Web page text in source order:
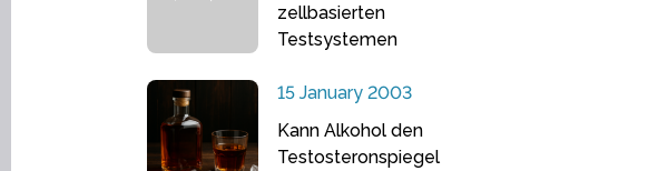
zellbasierten
Testsystemen
15 January 2003
Kann Alkohol den
Testosteronspiegel